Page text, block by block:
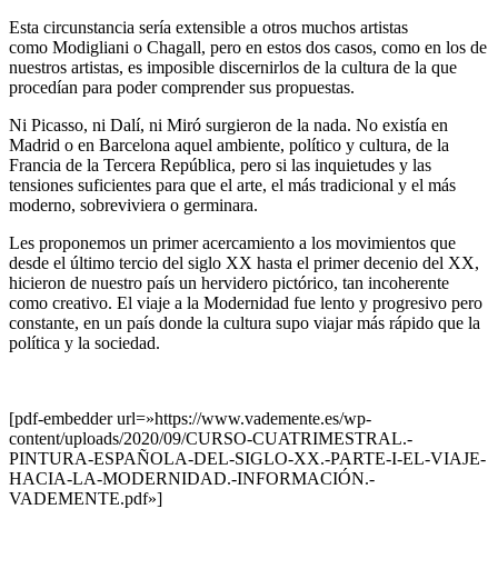
Esta circunstancia sería extensible a otros muchos artistas
como Modigliani o Chagall, pero en estos dos casos, como en los de
nuestros artistas, es imposible discernirlos de la cultura de la que
procedían para poder comprender sus propuestas.
Ni Picasso, ni Dalí, ni Miró surgieron de la nada. No existía en
Madrid o en Barcelona aquel ambiente, político y cultura, de la
Francia de la Tercera República, pero si las inquietudes y las
tensiones suficientes para que el arte, el más tradicional y el más
moderno, sobreviviera o germinara.
Les proponemos un primer acercamiento a los movimientos que
desde el último tercio del siglo XX hasta el primer decenio del XX,
hicieron de nuestro país un hervidero pictórico, tan incoherente
como creativo. El viaje a la Modernidad fue lento y progresivo pero
constante, en un país donde la cultura supo viajar más rápido que la
política y la sociedad.
[pdf-embedder url=»https://www.vademente.es/wp-
content/uploads/2020/09/CURSO-CUATRIMESTRAL.-
PINTURA-ESPAÑOLA-DEL-SIGLO-XX.-PARTE-I-EL-VIAJE-
HACIA-LA-MODERNIDAD.-INFORMACIÓN.-
VADEMENTE.pdf»]